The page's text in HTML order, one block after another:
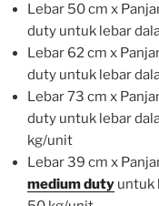
Lebar 50 cm x
duty untuk lebar
Lebar 62 cm x
duty untuk lebar
Lebar 73 cm x
duty untuk lebar
kg/unit
Lebar 39 cm x
medium duty untuk